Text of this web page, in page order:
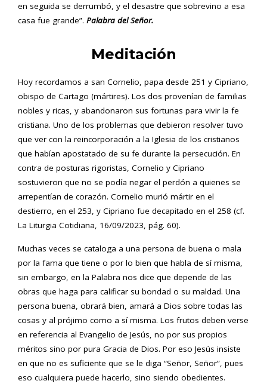
en seguida se derrumbó, y el desastre que sobrevino a esa
casa fue grande”. Palabra del Señor.
Meditación
Hoy recordamos a san Cornelio, papa desde 251 y Cipriano,
obispo de Cartago (mártires). Los dos provenían de familias
nobles y ricas, y abandonaron sus fortunas para vivir la fe
cristiana. Uno de los problemas que debieron resolver tuvo
que ver con la reincorporación a la Iglesia de los cristianos
que habían apostatado de su fe durante la persecución. En
contra de posturas rigoristas, Cornelio y Cipriano
sostuvieron que no se podía negar el perdón a quienes se
arrepentían de corazón. Cornelio murió mártir en el
destierro, en el 253, y Cipriano fue decapitado en el 258 (cf.
La Liturgia Cotidiana, 16/09/2023, pág. 60).
Muchas veces se cataloga a una persona de buena o mala
por la fama que tiene o por lo bien que habla de sí misma,
sin embargo, en la Palabra nos dice que depende de las
obras que haga para calificar su bondad o su maldad. Una
persona buena, obrará bien, amará a Dios sobre todas las
cosas y al prójimo como a sí misma. Los frutos deben verse
en referencia al Evangelio de Jesús, no por sus propios
méritos sino por pura Gracia de Dios. Por eso Jesús insiste
en que no es suficiente que se le diga “Señor, Señor”, pues
eso cualquiera puede hacerlo, sino siendo obedientes.